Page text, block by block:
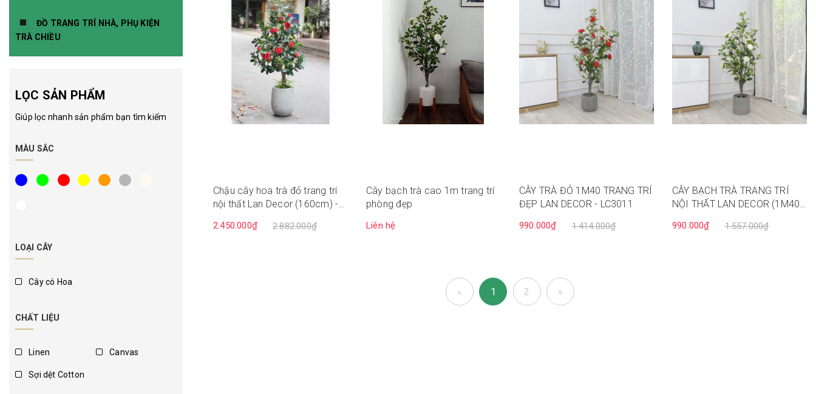
ĐỒ TRANG TRÍ NHÀ, PHỤ KIỆN
TRÀ CHIỀU
LỌC SẢN PHẨM
Giúp lọc nhanh sản phẩm bạn tìm kiếm
MÀU SẮC
LOẠI CÂY
Cây có Hoa
CHẤT LIỆU
Linen Canvas
Sợi dệt Cotton
Chậu cây hoa trà đỏ trang trí
nội thất Lan Decor (160cm) -
2.450.000₫ 2.882.000₫
Cây bạch trà cao 1m trang trí
phòng đẹp
Liên hệ
CÂY TRÀ ĐỎ 1M40 TRANG TRÍ
ĐẸP LAN DECOR - LC3011
990.000₫ 1.414.000₫
CÂY BẠCH TRÀ TRANG TRÍ
NỘI THẤT LAN DECOR (1M40)-
990.000₫ 1.557.000₫
« 1 2 »